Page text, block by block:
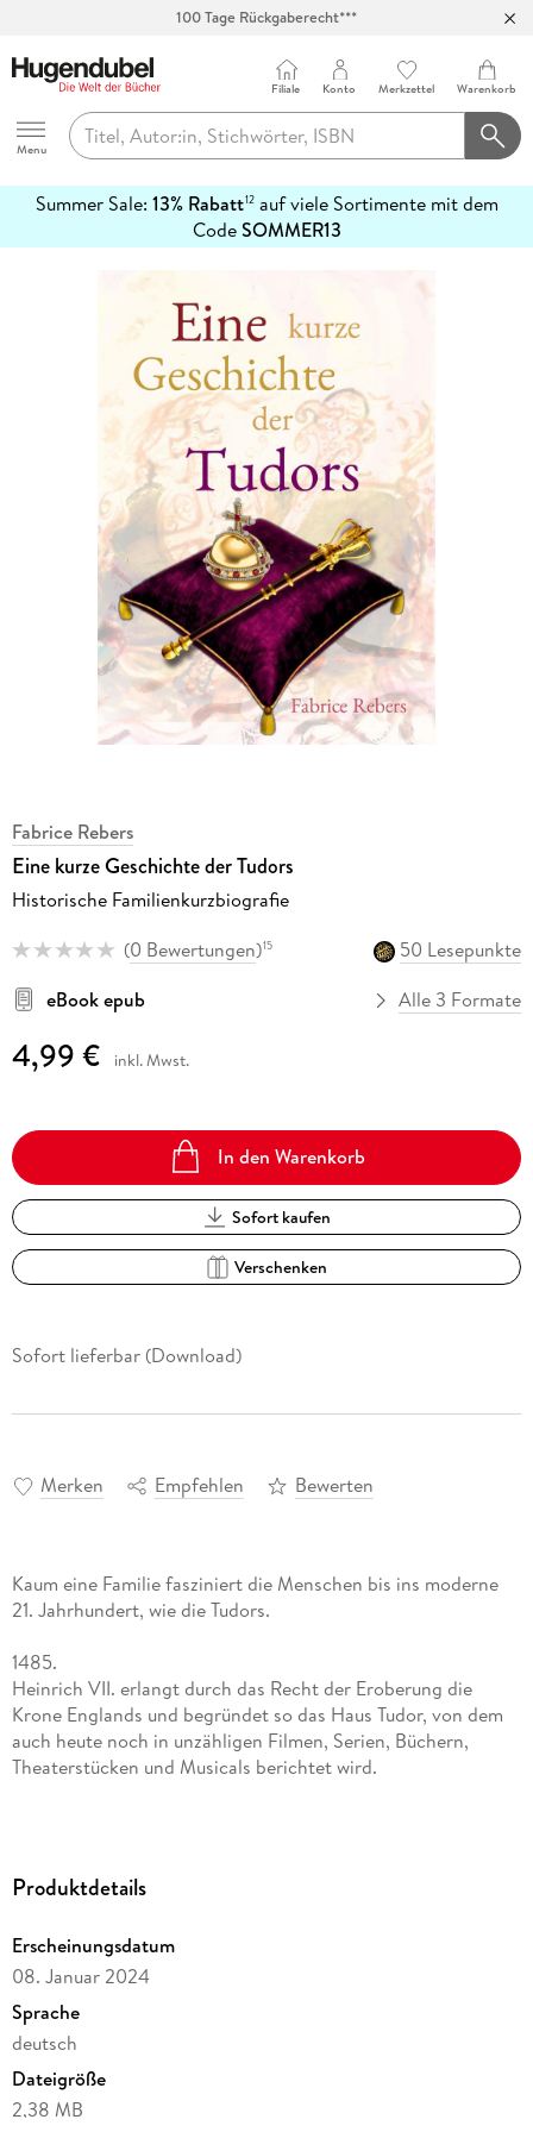
100 Tage Rückgaberecht***
Hugendubel
Menu
Filiale Konto Merkzettel Warenkorb
Summer Sale: 13% Rabatt12auf viele Sortimente mit dem
CodeSOMMER13
erfahren
Fabrice Rebers
Eine kurze Geschichte der Tudors
Historische Familienkurzbiografie
(0 Bewertungen)15
50 Lesepunkte
eBook epub
Alle 3 Formate
4,99 € inkl. Mwst.
In den Warenkorb
Sofort kaufen
Verschenken
Sofort lieferbar (Download)
Merken Empfehlen Bewerten
Kaum eine Familie fasziniert die Menschen bis ins moderne
21. Jahrhundert, wie die Tudors.
1485.
Heinrich VII. erlangt durch das Recht der Eroberung die
Krone Englands und begründet so das Haus Tudor, von dem
auch heute noch in unzähligen Filmen, Serien, Büchern,
Theaterstücken und Musicals berichtet wird.
Produktdetails
Erscheinungsdatum
08. Januar 2024
Sprache
deutsch
Dateigröße
2,38 MB